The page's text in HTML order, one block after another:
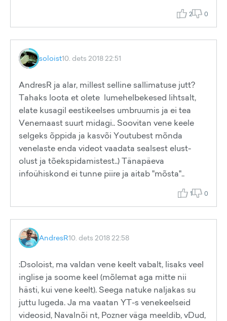
2 0
soloist10. dets 2018 22:51
AndresR ja alar, millest selline sallimatuse jutt?
Tahaks loota et olete lumehelbekesed lihtsalt,
elate kusagil eestikeelses umbruumis ja ei tea
Venemaast suurt midagi.. Soovitan vene keele
selgeks õppida ja kasvõi Youtubest mõnda
venelaste enda videot vaadata sealsest elust-
olust ja tõekspidamistest..) Tänapäeva
infoühiskond ei tunne piire ja aitab "mõsta"..
1 0
AndresR10. dets 2018 22:58
:Dsoloist, ma valdan vene keelt vabalt, lisaks veel
inglise ja soome keel (mõlemat aga mitte nii
hästi, kui vene keelt). Seega natuke naljakas su
juttu lugeda. Ja ma vaatan YT-s venekeelseid
videosid, Navalnõi nt, Pozner väga meeldib, vDud,